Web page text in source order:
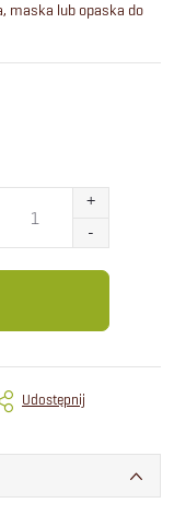
maska lub opaska do
Udostępnij